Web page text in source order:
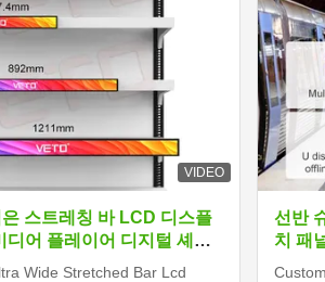
VIDEO
스트레칭 바 LCD 디스플
디어 플레이어 디지털 셰프
Wide Stretched Bar Lcd
선반
치 패